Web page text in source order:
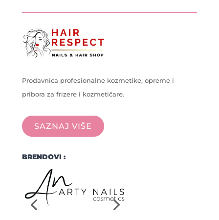
Prodavnica profesionalne kozmetike, opreme i
pribora za frizere i kozmetičare.
SAZNAJ VIŠE
BRENDOVI :